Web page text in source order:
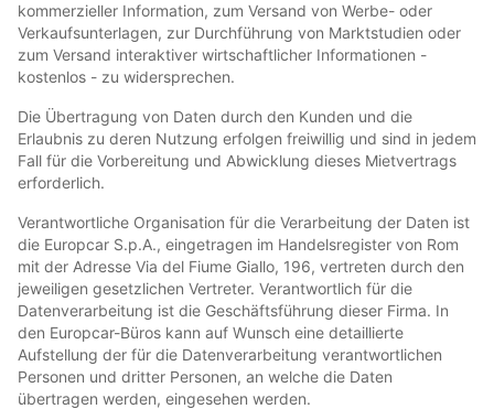
kommerzieller Information, zum Versand von Werbe- oder
Verkaufsunterlagen, zur Durchführung von Marktstudien oder
zum Versand interaktiver wirtschaftlicher Informationen -
kostenlos - zu widersprechen.
Die Übertragung von Daten durch den Kunden und die
Erlaubnis zu deren Nutzung erfolgen freiwillig und sind in jedem
Fall für die Vorbereitung und Abwicklung dieses Mietvertrags
erforderlich.
Verantwortliche Organisation für die Verarbeitung der Daten ist
die Europcar S.p.A., eingetragen im Handelsregister von Rom
mit der Adresse Via del Fiume Giallo, 196, vertreten durch den
jeweiligen gesetzlichen Vertreter. Verantwortlich für die
Datenverarbeitung ist die Geschäftsführung dieser Firma. In
den Europcar-Büros kann auf Wunsch eine detaillierte
Aufstellung der für die Datenverarbeitung verantwortlichen
Personen und dritter Personen, an welche die Daten
übertragen werden, eingesehen werden.